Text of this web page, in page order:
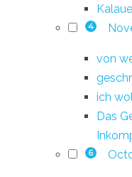
4
von
ich
Das
6